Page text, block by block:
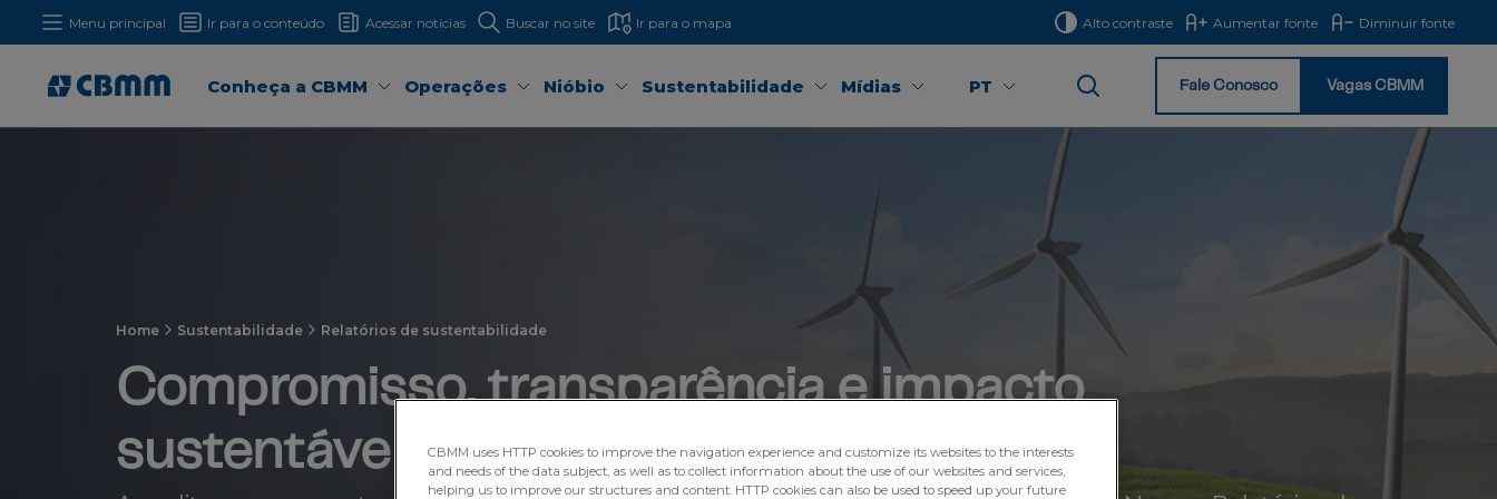
Menu principal Ir para o conteúdo Acessar notícias Buscar no site Ir para o mapa Alto contraste Aumentar fonte Diminuir fonte
Conheça a CBMM Operações Nióbio Sustentabilidade Mídias PT Início Fale Conosco Vagas CBMM
Home Sustentabilidade Relatórios de sustentabilidade
Compromisso, transparência e impacto
sustentável
CBMM uses HTTP cookies to improve the navigation experience and customize its websites to the interests
and needs of the data subject, as well as to collect information about the use of our websites and services,
helping us to improve our structures and content. HTTP cookies can also be used to speed up your future